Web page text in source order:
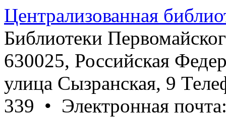
Централизованная
Библиотеки
630025, Российская
улица Сызранская, 9
339 • Электронная